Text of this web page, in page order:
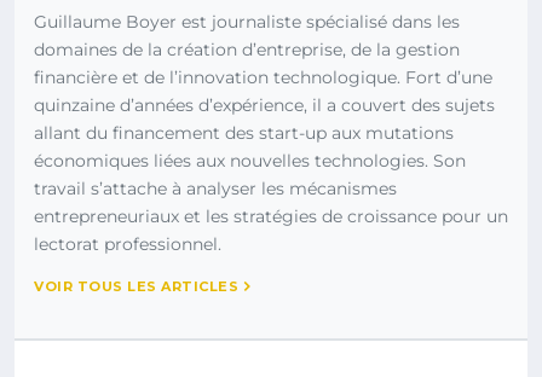
Guillaume Boyer est journaliste spécialisé dans les
domaines de la création d’entreprise, de la gestion
financière et de l’innovation technologique. Fort d’une
quinzaine d’années d’expérience, il a couvert des sujets
allant du financement des start-up aux mutations
économiques liées aux nouvelles technologies. Son
travail s’attache à analyser les mécanismes
entrepreneuriaux et les stratégies de croissance pour un
lectorat professionnel.
VOIR TOUS LES ARTICLES